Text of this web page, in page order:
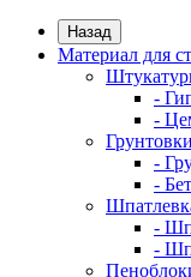
Назад
Материал для
-
-
-
-
-
-